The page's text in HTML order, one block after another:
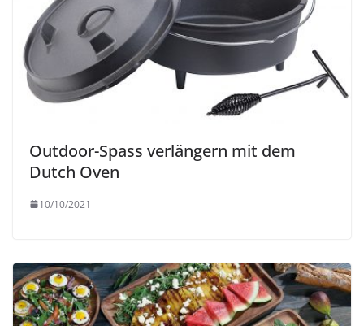
Outdoor-Spass verlängern mit dem
Dutch Oven
10/10/2021